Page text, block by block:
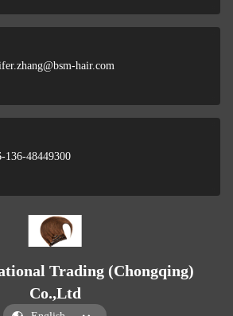
hair.com
136-48449300
Trading (Chongqing)
Co.,Ltd